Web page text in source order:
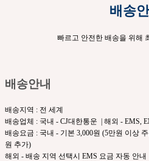
배송
빠르고 안전한 배송을 위해
배송안내
배송지역 : 전 세계
배송업체 : 국내 - CJ대한통운 | 해외 - EMS,
배송요금 : 국내 - 기본 3,000원 (5만원 이상
원 추가)
해외 - 배송 지역 선택시 EMS 요금 자동 안내